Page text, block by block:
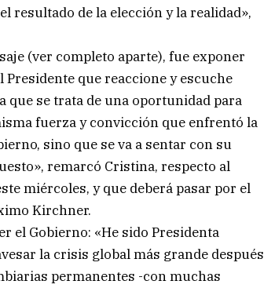
resultado de la elección y la realidad»,
(ver completo aparte), fue exponer
que reaccione y escuche
que se trata de una oportunidad para
fuerza y convicción que enfrentó la
sino que se va a sentar con su
remarcó Cristina, respecto al
miércoles, y que deberá pasar por el
Kirchner.
el Gobierno: «He sido Presidenta
la crisis global más grande después
permanentes -con muchas